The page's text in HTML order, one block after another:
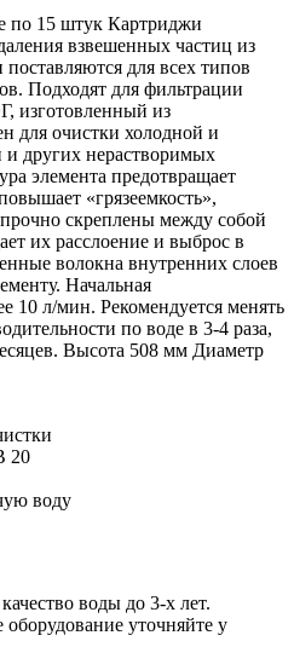
по 15 штук Картриджи
взвешенных частиц из
для всех типов
Подходят для фильтрации
изготовленный из
для очистки холодной и
и других нерастворимых
элемента предотвращает
«грязеемкость»,
скреплены между собой
их расслоение и выброс в
волокна внутренних слоев
Начальная
10 л/мин. Рекомендуется менять
по воде в 3-4 раза,
Высота 508 мм Диаметр
20
воду
воды до 3-х лет.
уточняйте у